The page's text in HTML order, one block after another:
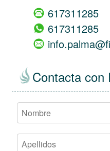
617311285
617311285
Contacta con